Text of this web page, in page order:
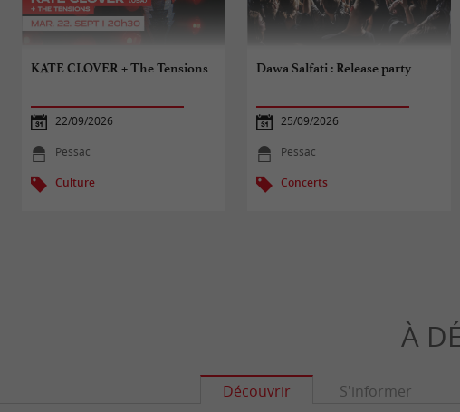
KATE CLOVER + The Tensions
22/09/2026
Pessac
Culture
Dawa Salfati : Release party
25/09/2026
Pessac
Concerts
À
Découvrir S'informer